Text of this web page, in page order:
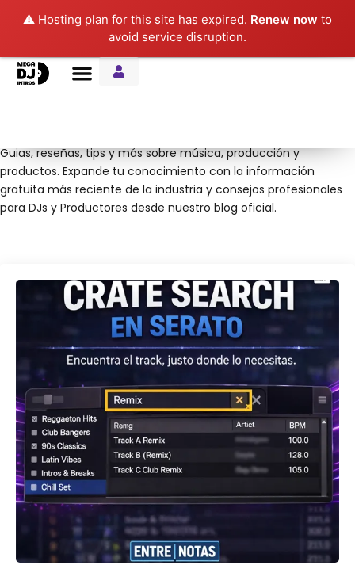
⚠️ Hosting plan for this site has expired. Renew now to
avoid service disruption.
Guias, reseñas, tips y más sobre música, producción y
productos. Expande tu conocimiento con la información
gratuita más reciente de la industria y consejos profesionales
para DJs y Productores desde nuestro blog oficial.